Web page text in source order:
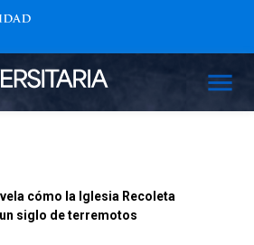
cómo la Iglesia Recoleta
siglo de terremotos